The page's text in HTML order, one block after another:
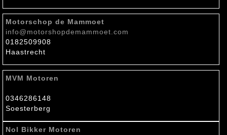
Motorschop de Mammoet
info@motorshopdemammoet.com
0182509908
Haastrecht
MVM Motoren
0346286148
Soesterberg
Nol Bikker Motoren